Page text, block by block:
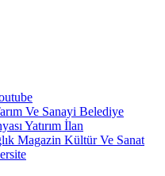
Ve Sanayi Belediye
Yatırım İlan
Magazin Kültür Ve Sanat